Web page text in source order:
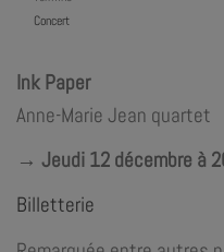
Concert
Ink Paper
Anne-Marie Jean quartet
→ Jeudi 12 décembre à
Billetterie